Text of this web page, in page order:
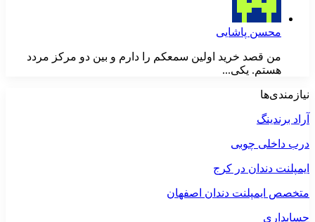
محسن پاشایی
من قصد خرید اولین سمعکم را دارم و بین دو مرکز مردد
هستم. یکی...
نیازمندی‌ها
آراد برندینگ
درب داخلی چوبی
ایمپلنت دندان در کرج
متخصص ایمپلنت دندان اصفهان
حسابداری